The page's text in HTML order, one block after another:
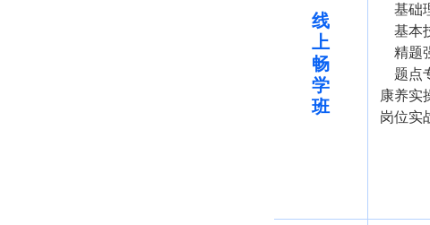
线
上
畅
学
班
基础
基本
精题
题点
康养实
岗位实